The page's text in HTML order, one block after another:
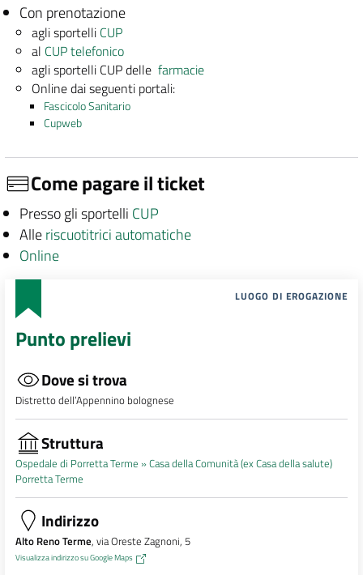
Con prenotazione
agli sportelli CUP
al CUP telefonico
agli sportelli CUP dellefarmacie
Online dai seguenti portali:
Fascicolo Sanitario
Cupweb
Come pagare il ticket
Presso gli sportelli CUP
Alleriscuotitrici automatiche
Online
LUOGO DI EROGAZIONE
Punto prelievi
Dove si trova
Distretto dell’Appennino bolognese
Struttura
Ospedale di Porretta Terme »Casa della Comunità (ex Casa della salute)
Porretta Terme
Indirizzo
Alto Reno Terme, via Oreste Zagnoni, 5
Visualizza indirizzo su Google Maps